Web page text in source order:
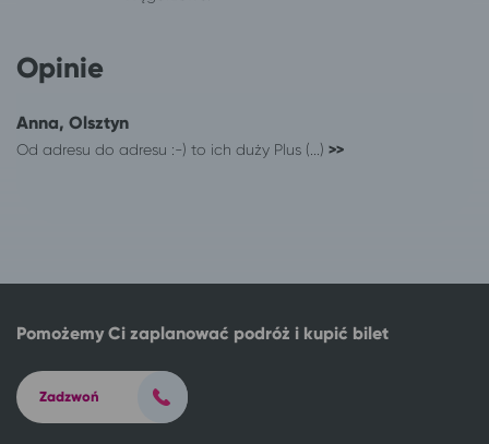
Białystok
Białystok
Białystok
Ostrowo
Białystok
Karwia
Białystok
Chłapowo
Białystok
Połczyn-Zdrój
Białystok
Mielno
Opinie
Anna, Olsztyn
Od adresu do adresu :-) to ich duży Plus (...) >>
Pomożemy Ci zaplanować podróż i kupić bilet
Zadzwoń